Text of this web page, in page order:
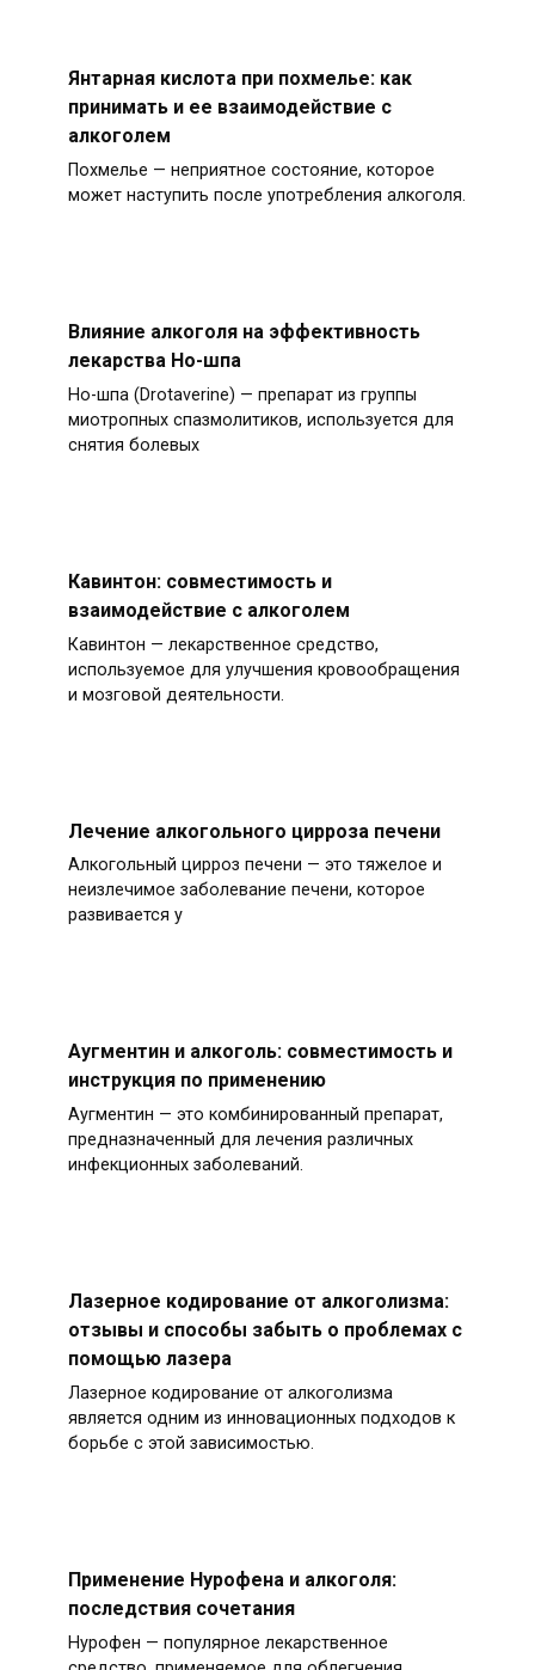
Янтарная кислота при похмелье: как
принимать и ее взаимодействие с
алкоголем
Похмелье — неприятное состояние, которое
может наступить после употребления алкоголя.
Влияние алкоголя на эффективность
лекарства Но-шпа
Но-шпа (Drotaverine) — препарат из группы
миотропных спазмолитиков, используется для
снятия болевых
Кавинтон: совместимость и
взаимодействие с алкоголем
Кавинтон — лекарственное средство,
используемое для улучшения кровообращения
и мозговой деятельности.
Лечение алкогольного цирроза печени
Алкогольный цирроз печени — это тяжелое и
неизлечимое заболевание печени, которое
развивается у
Аугментин и алкоголь: совместимость и
инструкция по применению
Аугментин — это комбинированный препарат,
предназначенный для лечения различных
инфекционных заболеваний.
Лазерное кодирование от алкоголизма:
отзывы и способы забыть о проблемах с
помощью лазера
Лазерное кодирование от алкоголизма
является одним из инновационных подходов к
борьбе с этой зависимостью.
Применение Нурофена и алкоголя:
последствия сочетания
Нурофен — популярное лекарственное